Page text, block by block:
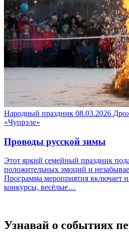
Народный праздник 08.03.2026
«Чупрэле»
Проводы русской зимы
Этот яркий семейный праздник
положительных эмоций и
Программа мероприятия включает
конкурсы, весёлые…
Узнавай о событиях